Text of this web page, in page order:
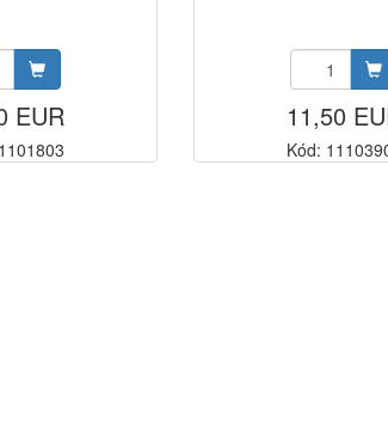
EUR 11,50
Kód: